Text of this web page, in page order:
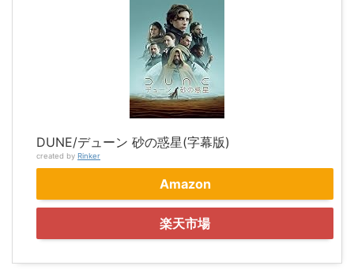
DUNE/デューン 砂の惑星(字幕版)
created by Rinker
Amazon
楽天市場